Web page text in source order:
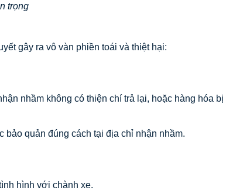
trọng
gây ra vô vàn phiền toái và thiệt hại:
nhầm không có thiện chí trả lại, hoặc hàng hóa bị
quản đúng cách tại địa chỉ nhận nhầm.
hình với chành xe.